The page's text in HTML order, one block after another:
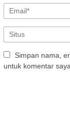
Simpan nama,
untuk komentar